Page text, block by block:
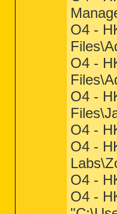
O4 -
O4 -
O4 -
O4 -
O4 -
O4 -
O4 -